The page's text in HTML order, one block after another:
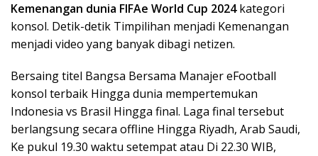
Kemenangan dunia FIFAe World Cup 2024kategori
konsol. Detik-detik Timpilihan menjadi Kemenangan
menjadi video yang banyak dibagi netizen.
Bersaing titel Bangsa Bersama Manajer eFootball
konsol terbaik Hingga dunia mempertemukan
Indonesia vs Brasil Hingga final. Laga final tersebut
berlangsung secara offline Hingga Riyadh, Arab Saudi,
Ke pukul 19.30 waktu setempat atau Di 22.30 WIB,